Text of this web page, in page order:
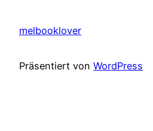
melbooklover
Präsentiert von WordPress